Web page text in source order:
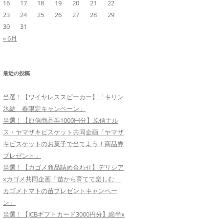
16 17 18 19 20 21
22
23
24 25 26 27 28
29
30
31
« 6月
最近の投稿
当選！【ワイヤレススピーカー】「キリン
氷結 春限定キャンペーン」
当選！【原信商品券1000円分】原信ナル
ス・ヤマザキビスケット共同企画「ヤマザ
キビスケットのお菓子で当てよう！商品券
プレゼント」
当選！【カゴメ商品詰め合わせ】デリシア
xカゴメ共同企画「苗から育てて楽しむ
カゴメトマトの苗プレゼントキャンペー
ン」
当選！【JCBギフトカード3000円分】綿半x